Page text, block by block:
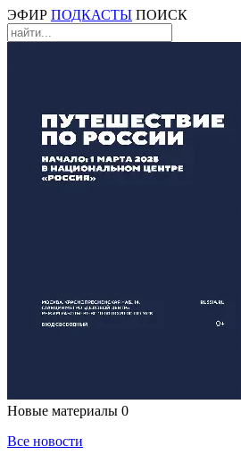
ЭФИР ПОДКАСТЫ ПОИСК
Новые материалы 0
Все новости